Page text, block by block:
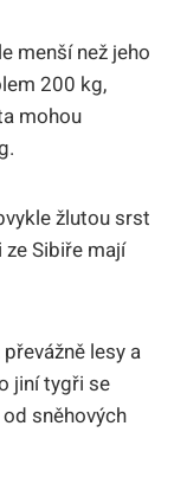
menší než jeho
200 kg,
mohou
žlutou srst
Sibiře mají
lesy a
jiní tygři se
sněhových